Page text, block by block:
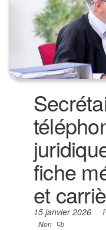
fiche
et
15 janvier 2026
Non